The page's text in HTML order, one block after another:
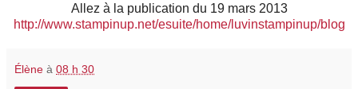
Allez à la publication du 19 mars 2013
http://www.stampinup.net/esuite/home/luvinstampinup/blog
Élène à 08 h 30